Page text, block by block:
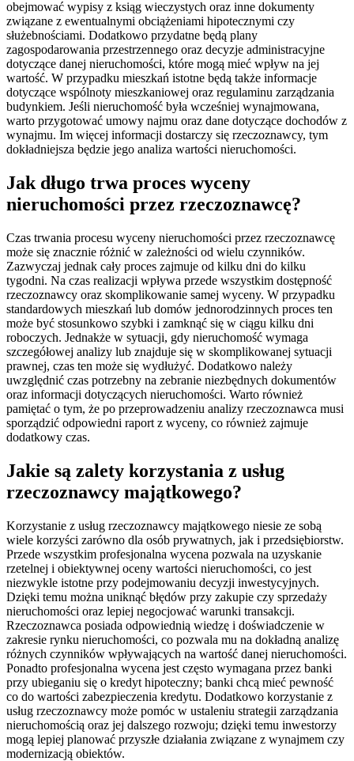
obejmować wypisy z ksiąg wieczystych oraz inne dokumenty
związane z ewentualnymi obciążeniami hipotecznymi czy
służebnościami. Dodatkowo przydatne będą plany
zagospodarowania przestrzennego oraz decyzje administracyjne
dotyczące danej nieruchomości, które mogą mieć wpływ na jej
wartość. W przypadku mieszkań istotne będą także informacje
dotyczące wspólnoty mieszkaniowej oraz regulaminu zarządzania
budynkiem. Jeśli nieruchomość była wcześniej wynajmowana,
warto przygotować umowy najmu oraz dane dotyczące dochodów z
wynajmu. Im więcej informacji dostarczy się rzeczoznawcy, tym
dokładniejsza będzie jego analiza wartości nieruchomości.
Jak długo trwa proces wyceny
nieruchomości przez rzeczoznawcę?
Czas trwania procesu wyceny nieruchomości przez rzeczoznawcę
może się znacznie różnić w zależności od wielu czynników.
Zazwyczaj jednak cały proces zajmuje od kilku dni do kilku
tygodni. Na czas realizacji wpływa przede wszystkim dostępność
rzeczoznawcy oraz skomplikowanie samej wyceny. W przypadku
standardowych mieszkań lub domów jednorodzinnych proces ten
może być stosunkowo szybki i zamknąć się w ciągu kilku dni
roboczych. Jednakże w sytuacji, gdy nieruchomość wymaga
szczegółowej analizy lub znajduje się w skomplikowanej sytuacji
prawnej, czas ten może się wydłużyć. Dodatkowo należy
uwzględnić czas potrzebny na zebranie niezbędnych dokumentów
oraz informacji dotyczących nieruchomości. Warto również
pamiętać o tym, że po przeprowadzeniu analizy rzeczoznawca musi
sporządzić odpowiedni raport z wyceny, co również zajmuje
dodatkowy czas.
Jakie są zalety korzystania z usług
rzeczoznawcy majątkowego?
Korzystanie z usług rzeczoznawcy majątkowego niesie ze sobą
wiele korzyści zarówno dla osób prywatnych, jak i przedsiębiorstw.
Przede wszystkim profesjonalna wycena pozwala na uzyskanie
rzetelnej i obiektywnej oceny wartości nieruchomości, co jest
niezwykle istotne przy podejmowaniu decyzji inwestycyjnych.
Dzięki temu można uniknąć błędów przy zakupie czy sprzedaży
nieruchomości oraz lepiej negocjować warunki transakcji.
Rzeczoznawca posiada odpowiednią wiedzę i doświadczenie w
zakresie rynku nieruchomości, co pozwala mu na dokładną analizę
różnych czynników wpływających na wartość danej nieruchomości.
Ponadto profesjonalna wycena jest często wymagana przez banki
przy ubieganiu się o kredyt hipoteczny; banki chcą mieć pewność
co do wartości zabezpieczenia kredytu. Dodatkowo korzystanie z
usług rzeczoznawcy może pomóc w ustaleniu strategii zarządzania
nieruchomością oraz jej dalszego rozwoju; dzięki temu inwestorzy
mogą lepiej planować przyszłe działania związane z wynajmem czy
modernizacją obiektów.